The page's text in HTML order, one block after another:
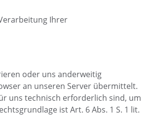
Ihrer
oder uns anderweitig
an unseren Server übermittelt.
uns technisch erforderlich sind, um
ist Art. 6 Abs. 1 S. 1 lit.